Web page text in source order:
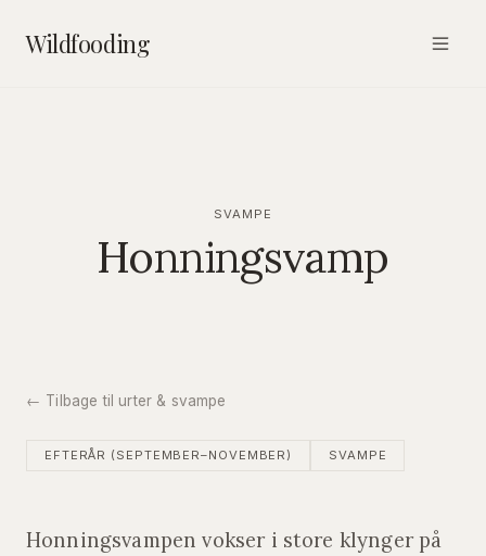
Wildfooding
SVAMPE
Honningsvamp
← Tilbage til urter & svampe
EFTERÅR (SEPTEMBER–NOVEMBER) SVAMPE
Honningsvampen vokser i store klynger på